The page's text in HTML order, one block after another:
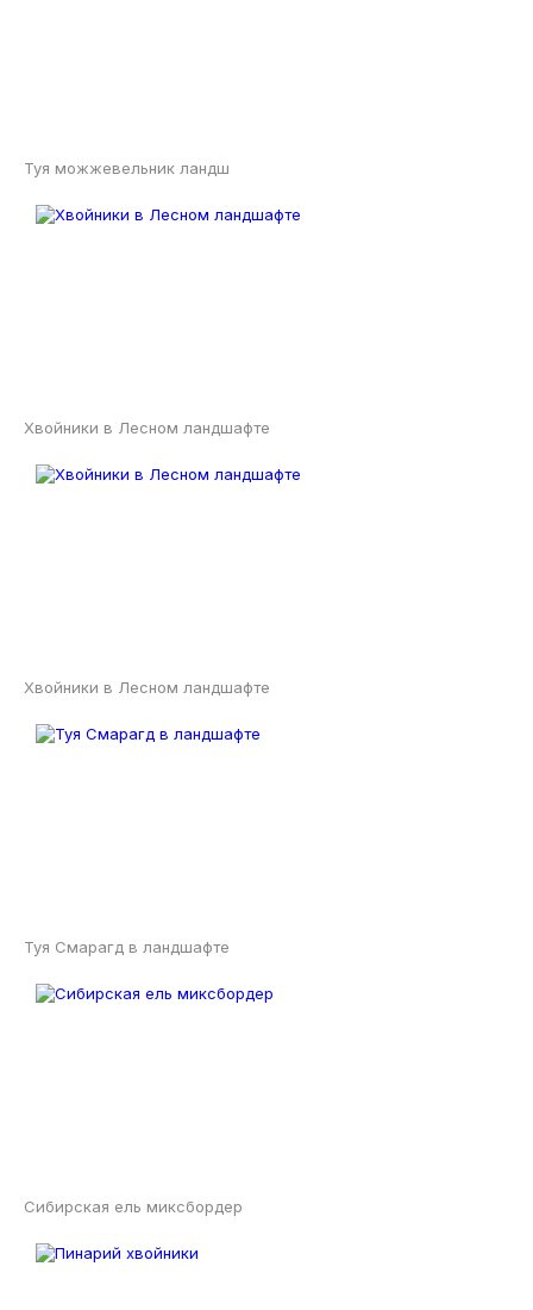
Туя можжевельник ландш
Хвойники в Лесном ландшафте
Хвойники в Лесном ландшафте
Туя Смарагд в ландшафте
Сибирская ель миксбордер